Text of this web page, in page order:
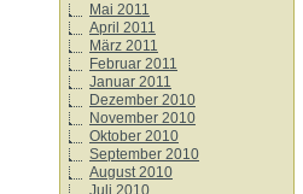
Mai 2011
April 2011
März 2011
Februar 2011
Januar 2011
Dezember 2010
November 2010
Oktober 2010
September 2010
August 2010
Juli 2010